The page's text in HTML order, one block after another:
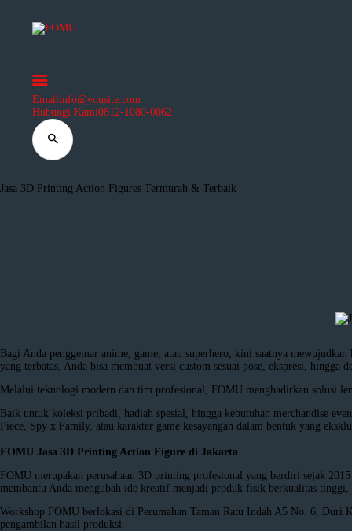
Emailinfo@yousite.com
Hubungi Kami0812-1080-0062
Jasa 3D Printing Action Figures Termurah & Terbaik
Tentang FOMU
Kontak
Bagi Anda penggemar anime, game, atau superhero, kini saatnya
yang terbatas, Anda bisa membuat versi custom sesuai pose, ekspresi, hingga
Melalui teknologi modern dan tim profesional, FOMU menghadirkan solusi
Baik untuk koleksi pribadi, hadiah spesial, hingga kebutuhan merchandise
Piece, Spy x Family, atau karakter game kesayangan dalam bentuk yang
FOMU Jasa 3D Printing Action Figure di Jakarta
FOMU merupakan perusahaan 3D printing profesional yang berdiri sejak
membantu Anda mengubah ide kreatif menjadi produk fisik berkualitas tinggi,
Workshop FOMU berlokasi di Perumahan Taman Ratu Indah A5 No. 6, Duri
pengambilan hasil produksi.